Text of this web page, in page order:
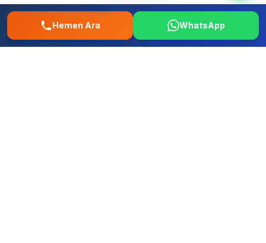
Vo Ho
Hemen Ara WhatsApp